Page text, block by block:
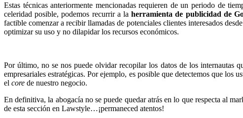
Estas técnicas anteriormente mencionadas requieren de un periodo de
celeridad posible, podemos recurrir a laherramienta de publicidad de
factible comenzar a recibir llamadas de potenciales clientes interesados
optimizar su uso y no dilapidar los recursos económicos.
Por último, no se nos puede olvidar recopilar los datos de los internautas
empresariales estratégicas. Por ejemplo, es posible que detectemos que los
el core de nuestro negocio.
En definitiva, la abogacía no se puede quedar atrás en lo que respecta al
de esta sección en Lawstyle…¡permaneced atentos!